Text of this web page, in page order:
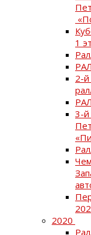
1
2-й
3-й
2020